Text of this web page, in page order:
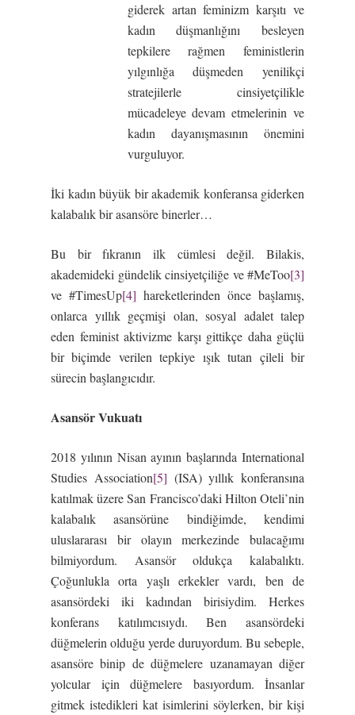
giderek artan feminizm karşıtı ve
kadın düşmanlığını besleyen
tepkilere rağmen feministlerin
yılgınlığa düşmeden yenilikçi
stratejilerle cinsiyetçilikle
mücadeleye devam etmelerinin ve
kadın dayanışmasının önemini
vurguluyor.
İki kadın büyük bir akademik konferansa giderken
kalabalık bir asansöre binerler…
Bu bir fıkranın ilk cümlesi değil. Bilakis,
akademideki gündelik cinsiyetçiliğe ve #MeToo[3]
ve #TimesUp[4] hareketlerinden önce başlamış,
onlarca yıllık geçmişi olan, sosyal adalet talep
eden feminist aktivizme karşı gittikçe daha güçlü
bir biçimde verilen tepkiye ışık tutan çileli bir
sürecin başlangıcıdır.
Asansör Vukuatı
2018 yılının Nisan ayının başlarında International
Studies Association[5] (ISA) yıllık konferansına
katılmak üzere San Francisco’daki Hilton Oteli’nin
kalabalık asansörüne bindiğimde, kendimi
uluslararası bir olayın merkezinde bulacağımı
bilmiyordum. Asansör oldukça kalabalıktı.
Çoğunlukla orta yaşlı erkekler vardı, ben de
asansördeki iki kadından birisiydim. Herkes
konferans katılımcısıydı. Ben asansördeki
düğmelerin olduğu yerde duruyordum. Bu sebeple,
asansöre binip de düğmelere uzanamayan diğer
yolcular için düğmelere basıyordum. İnsanlar
gitmek istedikleri kat isimlerini söylerken, bir kişi